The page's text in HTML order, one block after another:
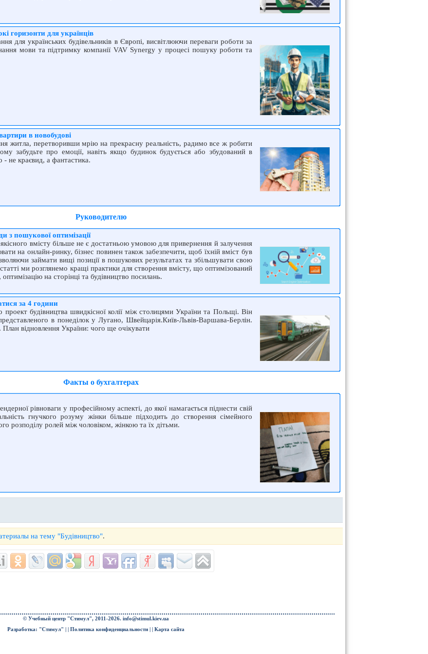
горизонти для українців
для українських будівельників в Європі, висвітлюючи переваги роботи за
мови та підтримку компанії VAV Synergy у процесі пошуку роботи та
в новобудові
житла, перетворивши мрію на прекрасну реальність, радимо все ж робити
забудьте про емоції, навіть якщо будинок будується або збудований в
- не краєвид, а фантастика.
Руководителю
з пошукової оптимізації
вмісту більше не є достатньою умовою для привернення й залучення
на онлайн-ринку, бізнес повинен також забезпечити, щоб їхній вміст був
займати вищі позиції в пошукових результатах та збільшувати свою
ми розглянемо кращі практики для створення вмісту, що оптимізований
на сторінці та будівництво посилань.
за 4 години
проект будівництва швидкісної колії між столицями України та Польщі. Він
в понеділок у Лугано, Швейцарія.Київ-Львів-Варшава-Берлін.
відновлення України: чого ще очікувати
Факты о бухгалтерах
рівноваги у професійному аспекті, до якої намагається піднести свій
гнучкого розуму жінки більше підходить до створення сімейного
розподілу ролей між чоловіком, жінкою та їх дітьми.
на тему "Будівництво".
© Учебный центр "Стимул", 2011-2026. info@stimul.kiev.ua
Разработка: "Стимул" | | Политика конфиденциальности| | Карта сайта